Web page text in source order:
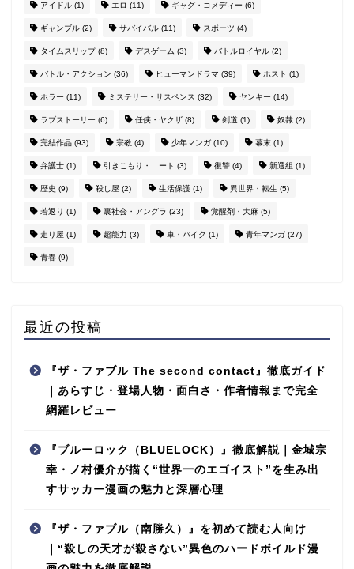
アイドル (1) エロ (11) ギャグ・コメディー (6)
ギャンブル (2) サバイバル (11) スポーツ (4)
タイムスリップ(8) デスゲーム (3) バトルロイヤル (2)
バトル・アクション (36) ヒューマンドラマ (39) ホスト (1)
ホラー (11) ミステリー・サスペンス (32) ヤンキー (14)
ラブストーリー (6) 任侠・ヤクザ (8) 剣道 (1) 奴隷 (2)
完結作品 (93) 宗教 (4) 少年マンガ (10) 幕末 (1)
弁護士 (1) 引きこもり・ニート (3) 復讐 (4) 新選組 (1)
歴史 (9) 殺し屋 (2) 生活保護 (1) 異世界・転生 (5)
若返り (1) 裏社会・アングラ (23) 覚醒剤・大麻 (5)
走り屋 (1) 超能力 (3) 車・バイク (1) 青年マンガ (27)
青春 (9)
最近の投稿
『ザ・ファブル The second contact』徹底ガイド
｜あらすじ・登場人物・面白さ・作者情報まで完全
網羅レビュー
『ブルーロック（BLUELOCK）』徹底解説｜金城宗
幸・ノ村優介が描く“世界一のエゴイスト”を生み出
すサッカー漫画の魅力と深層心理
『ザ・ファブル（南勝久）』を初めて読む人向け
｜“殺しの天才が殺さない”異色のハードボイルド漫